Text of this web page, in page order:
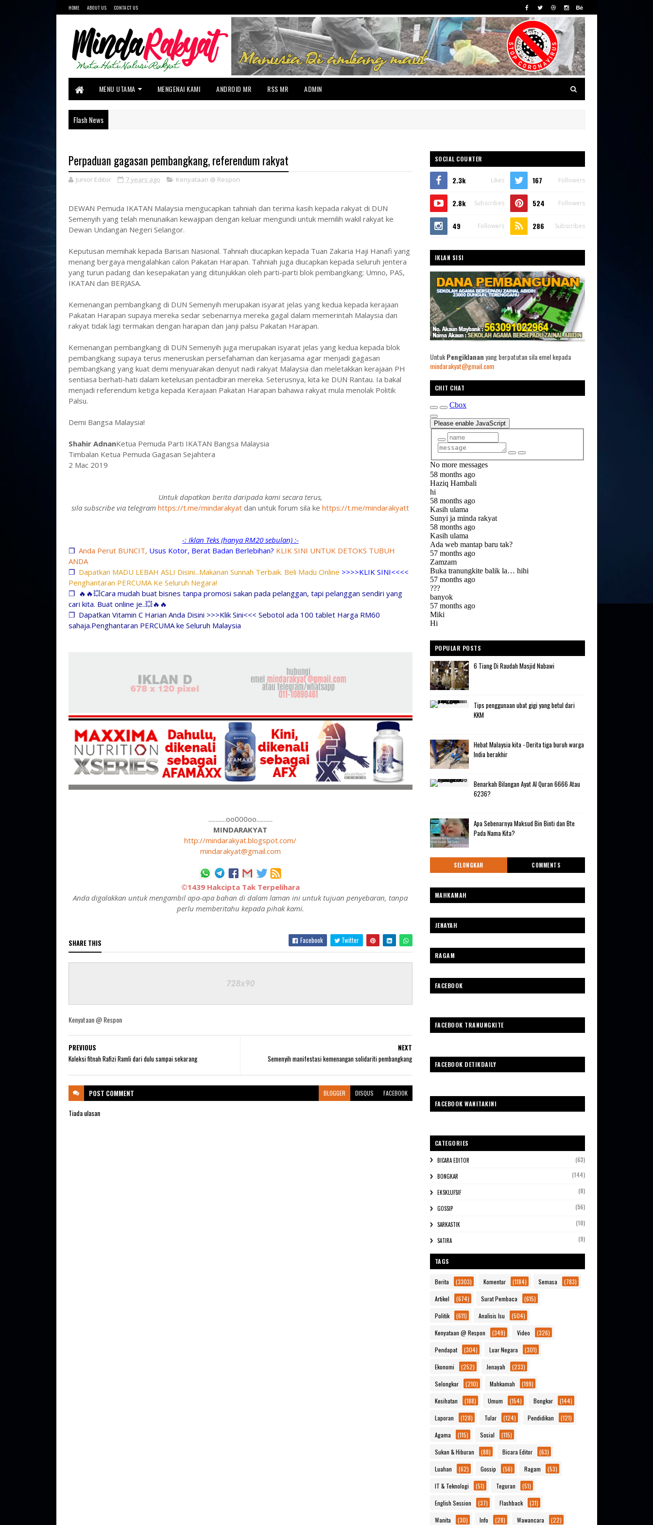
HOME ABOUT US CONTACT US
MENU UTAMA MENGENAI KAMI ANDROID MR RSS MR ADMIN
Flash News
Perpaduan gagasan pembangkang, referendum rakyat
Junior Editor 7 years ago Kenyataan @ Respon
DEWAN Pemuda IKATAN Malaysia mengucapkan tahniah dan terima kasih kepada rakyat di DUN
Semenyih yang telah menunaikan kewajipan dengan keluar mengundi untuk memilih wakil rakyat ke
Dewan Undangan Negeri Selangor.
Keputusan memihak kepada Barisan Nasional. Tahniah diucapkan kepada Tuan Zakaria Haji Hanafi yang
menang bergaya mengalahkan calon Pakatan Harapan. Tahniah juga diucapkan kepada seluruh jentera
yang turun padang dan kesepakatan yang ditunjukkan oleh parti-parti blok pembangkang; Umno, PAS,
IKATAN dan BERJASA.
Kemenangan pembangkang di DUN Semenyih merupakan isyarat jelas yang kedua kepada kerajaan
Pakatan Harapan supaya mereka sedar sebenarnya mereka gagal dalam memerintah Malaysia dan
rakyat tidak lagi termakan dengan harapan dan janji palsu Pakatan Harapan.
Kemenangan pembangkang di DUN Semenyih juga merupakan isyarat jelas yang kedua kepada blok
pembangkang supaya terus meneruskan persefahaman dan kerjasama agar menjadi gagasan
pembangkang yang kuat demi menyuarakan denyut nadi rakyat Malaysia dan meletakkan kerajaan PH
sentiasa berhati-hati dalam ketelusan pentadbiran mereka. Seterusnya, kita ke DUN Rantau. Ia bakal
menjadi referendum ketiga kepada Kerajaan Pakatan Harapan bahawa rakyat mula menolak Politik
Palsu.
Demi Bangsa Malaysia!
Shahir AdnanKetua Pemuda Parti IKATAN Bangsa Malaysia
Timbalan Ketua Pemuda Gagasan Sejahtera
2 Mac 2019
Untuk dapatkan berita daripada kami secara terus,
sila subscribe via telegram https://t.me/mindarakyat dan untuk forum sila kehttps://t.me/mindarakyatt
-: Iklan Teks (hanya RM20 sebulan) :-
❐ Anda Perut BUNCIT, Usus Kotor, Berat Badan Berlebihan? KLIK SINI UNTUK DETOKS TUBUH
ANDA
❐ Dapatkan MADU LEBAH ASLI Disini...Makanan Sunnah Terbaik. Beli Madu Online >>>>KLIK SINI<<<<
Penghantaran PERCUMA Ke Seluruh Negara!
❐ 🔥🔥💥Cara mudah buat bisnes tanpa promosi sakan pada pelanggan, tapi pelanggan sendiri yang
cari kita. Buat online je..💥🔥🔥
❐ Dapatkan Vitamin C Harian Anda Disini >>>Klik Sini<<< Sebotol ada 100 tablet Harga RM60
sahaja.Penghantaran PERCUMA ke Seluruh Malaysia
............oo000oo...........
MINDARAKYAT
http://mindarakyat.blogspot.com/
mindarakyat@gmail.com
©1439 Hakcipta Tak Terpelihara
Anda digalakkan untuk mengambil apa-apa bahan di dalam laman ini untuk tujuan penyebaran, tanpa
perlu memberitahu kepada pihak kami.
SHARE THIS Facebook Twitter
Kenyataan @ Respon
NEXT
Semenyih manifestasi kemenangan solidariti pembangkang
PREVIOUS
Koleksi fitnah Rafizi Ramli dari dulu sampai sekarang
POST COMMENT BLOGGER DISQUS FACEBOOK
Tiada ulasan
SOCIAL COUNTER
2.3k Likes 167 Followers
2.8k Subscribes 524 Followers
49 Followers 286 Subscribes
IKLAN SISI
UntukPengiklananyang berpatutan sila emel kepada
mindarakyat@gmail.com
CHIT CHAT
POPULAR POSTS
6 Tiang Di Raudah Masjid Nabawi
Tips penggunaan ubat gigi yang betul dari
KKM
Hebat Malaysia kita - Derita tiga buruh warga
India berakhir
Benarkah Bilangan Ayat Al Quran 6666 Atau
6236?
Apa Sebenarnya Maksud Bin Binti dan Bte
Pada Nama Kita?
SELONGKAR COMMENTS
MAHKAMAH
JENAYAH
RAGAM
FACEBOOK
FACEBOOK TRANUNGKITE
FACEBOOK DETIKDAILY
FACEBOOK WANITAKINI
CATEGORIES
BICARA EDITOR (63)
BONGKAR (144)
EKSKLUFSIF (8)
GOSSIP (56)
SARKASTIK (10)
SATIRA (9)
TAGS
Berita (3303) Komentar (1184) Semasa (783)
Artikel (674) Surat Pembaca (615)
Politik (611) Analisis Isu (504)
Kenyataan @ Respon (349) Video (326)
Pendapat (304) Luar Negara (301)
Ekonomi (252) Jenayah (233)
Selongkar (210) Mahkamah (199)
Kesihatan (188) Umum (154) Bongkar (144)
Laporan (128) Tular (124) Pendidikan (121)
Agama (115) Sosial (115)
Sukan & Hiburan (88) Bicara Editor (63)
Luahan (62) Gossip (56) Ragam (53)
IT & Teknologi (51) Teguran (51)
English Session (37) Flashback (31)
Wanita (30) Info (28) Wawancara (22)